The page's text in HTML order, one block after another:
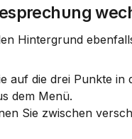
Hintergrund
auf die drei Punkte in
dem Menü.